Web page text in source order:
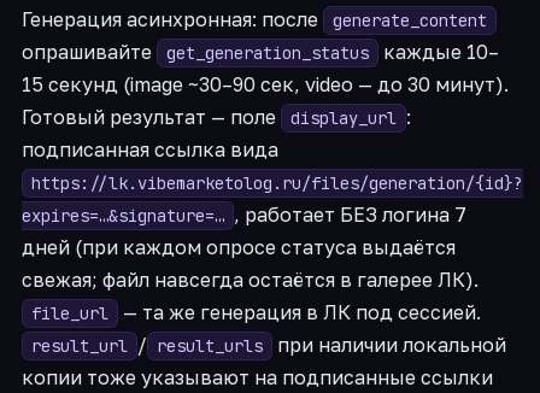
Генерация асинхронная: после generate_content
опрашивайте get_generation_status
каждые 10–
15 секунд (image ~30–90 сек, video — до 30 минут).
Готовый результат — поле
display_url :
подписанная ссылка вида
https://lk.vibemarketolog.ru/files/generation/{id}?
expires=…&signature=… , работает БЕЗ логина 7
дней (при каждом опросе статуса выдаётся
свежая; файл навсегда остаётся в галерее ЛК).
file_url — та же генерация в ЛК под сессией.
result_url / result_urls
при наличии локальной
копии тоже указывают на подписанные ссылки